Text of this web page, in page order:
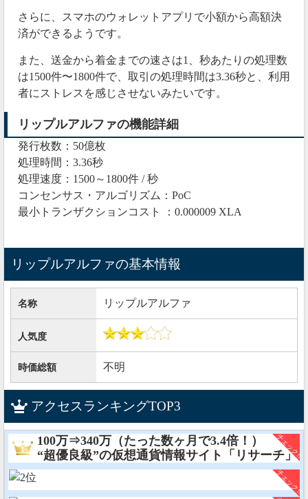
リップルアルファは90日間ロックで10％のリターンが
もらえます。
【リップルアルファ（XLA）】SP
🔸XLAを90日間ロックすると
💡今ならお得に購入可能💡
⬇️参加はコチラから⬇️
#BTC#ETH#XRP#XLA#cryptocurrency
— Tmy@夢は家族で海外移住!クロスエクスチェ
もし90日間ロックしても価格が10％下がっていたら損
さらに、スマホのウォレットアプリで小額から高額決
済ができるようです。
また、送金から着金までの速さは1、秒あたりの処理数
は1500件〜1800件で、取引の処理時間は3.36秒と、利用
者にストレスを感じさせないみたいです。
リップルアルファの機能詳細
発行枚数：50億枚
処理時間：3.36秒
処理速度：1500～1800件 / 秒
コンセンサス・アルゴリズム：PoC
最小トランザクションコスト ：0.000009 XLA
リップルアルファの基本情報
名称 リップルアルファ
人気度
時価総額 不明
アクセスランキングTOP3
100万⇒340万（たった数ヶ月で3.4倍！）
“超優良級”の仮想通貨情報サイト「リサーチ」